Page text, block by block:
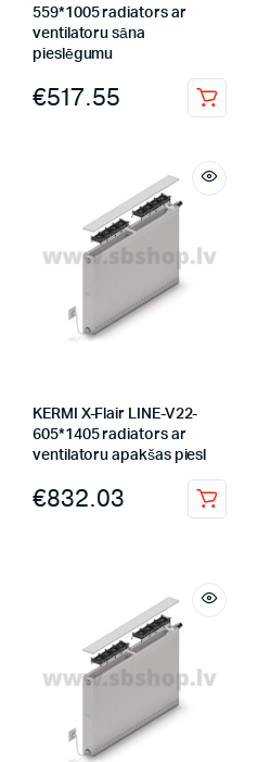
559*1005 radiators ar
ventilatoru sāna
pieslēgumu
€517.55
KERMI X-Flair LINE-V22-
605*1405 radiators ar
ventilatoru apakšas piesl
€832.03